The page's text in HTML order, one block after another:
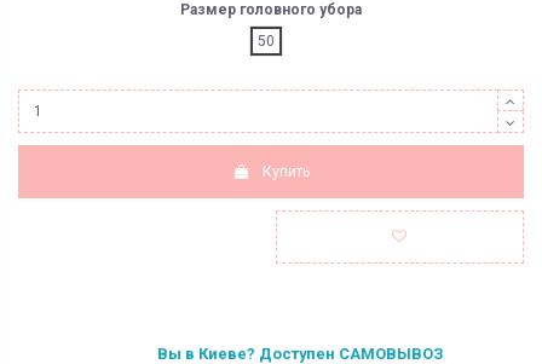
Размер головного убора
50
Купить
Вы в Киеве? Доступен САМОВЫВОЗ